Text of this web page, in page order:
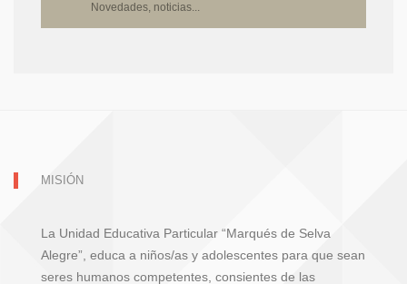
Novedades, noticias...
MISIÓN
La Unidad Educativa Particular “Marqués de Selva
Alegre”, educa a niños/as y adolescentes para que sean
seres humanos competentes, consientes de las